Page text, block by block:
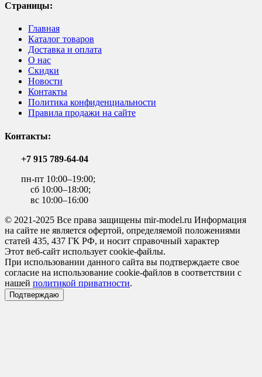
Страницы:
Главная
Каталог товаров
Доставка и оплата
О нас
Скидки
Новости
Контакты
Политика конфиденциальности
Правила продажи на сайте
Контакты:
+7 915 789-64-04
пн-пт 10:00–19:00;
сб 10:00–18:00;
вс 10:00–16:00
© 2021-2025 Все права защищены mir-model.ru Информация
на сайте не является офертой, определяемой положениями
статей 435, 437 ГК РФ, и носит справочный характер
Этот веб-сайт использует cookie-файлы.
При использовании данного сайта вы подтверждаете свое
согласие на использование cookie-файлов в соответствии с
нашей политикой приватности.
Подтверждаю